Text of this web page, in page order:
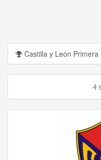
Castilla y León Primera
4